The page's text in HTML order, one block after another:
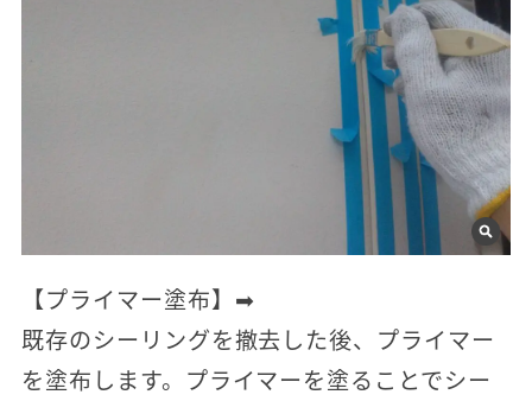
【プライマー塗布】➡
既存のシーリングを撤去した後、プライマー
を塗布します。プライマーを塗ることでシー